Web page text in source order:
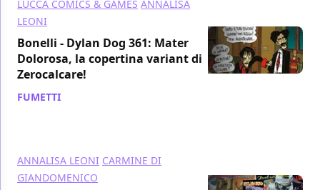
LUCCA COMICS & GAMES ANNALISA
LEONI
Bonelli - Dylan Dog 361: Mater
Dolorosa, la copertina variant di
Zerocalcare!
FUMETTI
ANNALISA LEONI CARMINE DI
GIANDOMENICO